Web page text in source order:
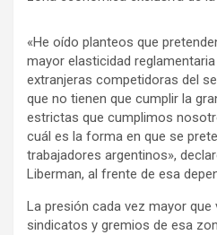
«He oído planteos que
mayor elasticidad
extranjeras competidoras del
que no tienen que cumplir la
estrictas que cumplimos
cuál es la forma en que se
trabajadores argentinos»,
Liberman, al frente de esa
La presión cada vez mayor que
sindicatos y gremios de esa